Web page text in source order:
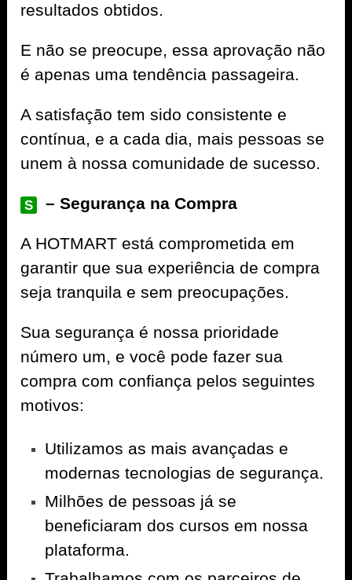
resultados obtidos.
E não se preocupe, essa aprovação não
é apenas uma tendência passageira.
A satisfação tem sido consistente e
contínua, e a cada dia, mais pessoas se
unem à nossa comunidade de sucesso.
S – Segurança na Compra
A HOTMART está comprometida em
garantir que sua experiência de compra
seja tranquila e sem preocupações.
Sua segurança é nossa prioridade
número um, e você pode fazer sua
compra com confiança pelos seguintes
motivos:
Utilizamos as mais avançadas e
modernas tecnologias de segurança.
Milhões de pessoas já se
beneficiaram dos cursos em nossa
plataforma.